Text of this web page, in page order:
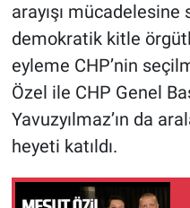
arayışı
demokratik kitle
eyleme CHP’nin
Özel ile CHP Genel
Yavuzyılmaz’ın da
heyeti katıldı.